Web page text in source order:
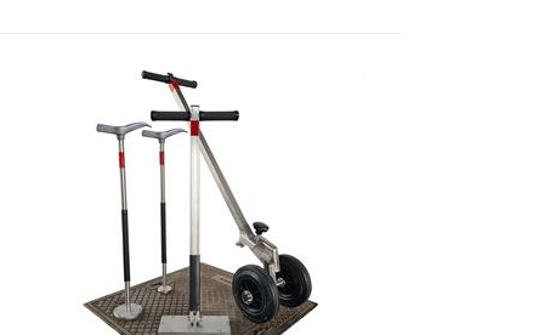
facilement en cliquant sur l'image
correspondante pour accéder à la page
correspondante. Si vous avez besoin
d'informations supplémentaires, cliquez
sur l'image du produit. Vous serez alors
redirigé vers notre site web. Vous pouvez
également nous envoyer une demande
sans engagement. Vous pouvez
également commander cette information
produit sous forme d'ouvrage imprimé.
Nous vous facturerons toutefois les frais